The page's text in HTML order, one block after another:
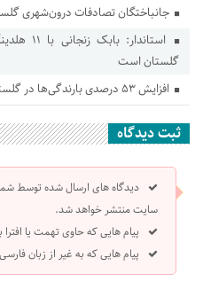
جانباختگان تصادفات درون‌شهری گلستان ۱۷ درصد
گلستان است
افزایش ۵۳ درصدی بارندگی‌ها در گلستان
ثبت دیدگاه
دیدگاه های ارسال شده توسط
سایت منتشر خواهد شد.
پیام هایی که حاوی تهمت یا
پیام هایی که به غیر از زبان